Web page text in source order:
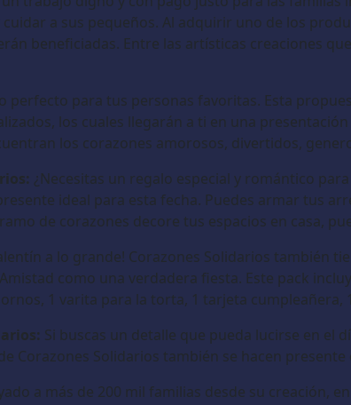
a sus pequeños. Al adquirir uno de los
beneficiadas. Entre las artísticas creaciones
perfecto para tus personas favoritas. Esta
los cuales llegarán a ti en una
los corazones amorosos, divertidos,
¿Necesitas un regalo especial y romántico
ideal para esta fecha. Puedes armar tus
de corazones decore tus espacios en casa,
a lo grande! Corazones Solidarios también
como una verdadera fiesta. Este pack
1 varita para la torta, 1 tarjeta
Si buscas un detalle que pueda lucirse en el
Corazones Solidarios también se hacen presente
a más de 200 mil familias desde su creación,